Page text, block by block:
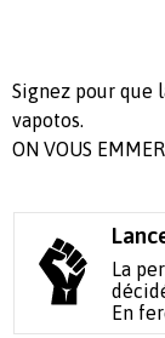
Signez pour que
vapotos.
ON VOUS
La
En